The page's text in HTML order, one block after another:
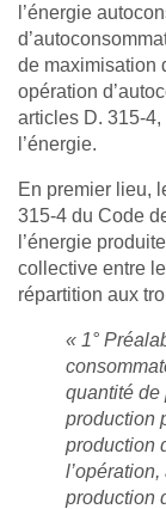
l’énergie
de maximisation
opération
articles D. 315-
l’énergie.
En premier lieu,
315-4 du Code
l’énergie
collective entre
répartition aux
« 1°
quantité de
production
production
production